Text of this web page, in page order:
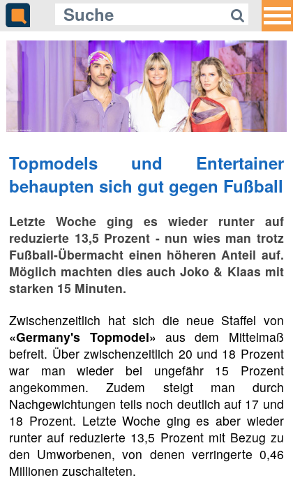
Topmodels und Entertainer
behaupten sich gut gegen Fußball
Letzte Woche ging es wieder runter auf
reduzierte 13,5 Prozent - nun wies man trotz
Fußball-Übermacht einen höheren Anteil auf.
Möglich machten dies auch Joko & Klaas mit
starken 15 Minuten.
Zwischenzeitlich hat sich die neue Staffel von
«Germany's Topmodel» aus dem Mittelmaß
befreit. Über zwischenzeitlich 20 und 18 Prozent
war man wieder bei ungefähr 15 Prozent
angekommen. Zudem steigt man durch
Nachgewichtungen teils noch deutlich auf 17 und
18 Prozent. Letzte Woche ging es aber wieder
runter auf reduzierte 13,5 Prozent mit Bezug zu
den Umworbenen, von denen verringerte 0,46
Millionen zuschalteten.